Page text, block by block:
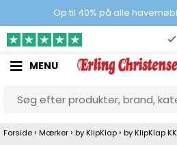
Op til 40% på alle 100%
Gratis &
MENU
Forside › Mærker › by KlipKlap › by KlipKlap